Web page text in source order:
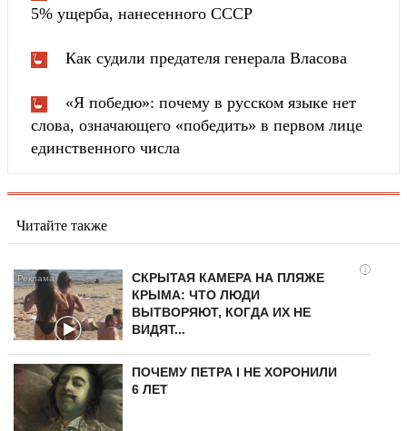
5% ущерба, нанесенного СССР
Как судили предателя генерала Власова
«Я победю»: почему в русском языке нет
слова, означающего «победить» в первом лице
единственного числа
Читайте также
i
СКРЫТАЯ КАМЕРА НА ПЛЯЖЕ
КРЫМА: ЧТО ЛЮДИ
ВЫТВОРЯЮТ, КОГДА ИХ НЕ
ВИДЯТ...
ПОЧЕМУ ПЕТРА I НЕ ХОРОНИЛИ
6 ЛЕТ